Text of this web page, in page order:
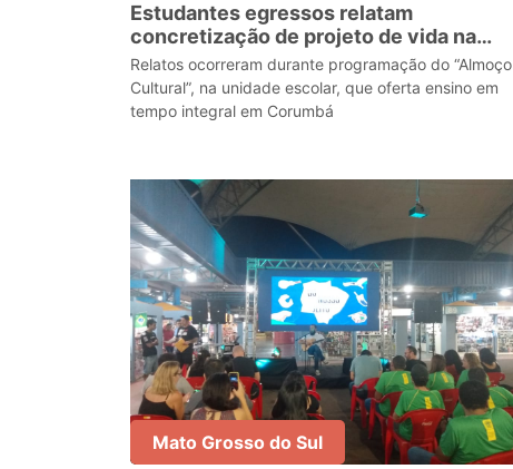
Estudantes egressos relatam
concretização de projeto de vida na
Escola Estadual Júlia Gonçalves
Passarinho
Relatos ocorreram durante programação do “Almoço
Cultural”, na unidade escolar, que oferta ensino em
tempo integral em Corumbá
Mato Grosso do Sul